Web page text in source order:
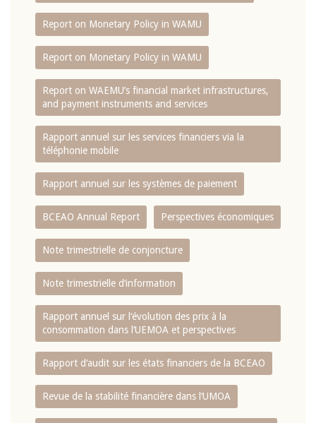
Report on Monetary Policy in WAMU
Report on Monetary Policy in WAMU
Report on WAEMU’s financial market infrastructures,
and payment instruments and services
Rapport annuel sur les services financiers via la
téléphonie mobile
Rapport annuel sur les systèmes de paiement
BCEAO Annual Report Perspectives économiques
Note trimestrielle de conjoncture
Note trimestrielle d‘information
Rapport annuel sur l‘évolution des prix à la
consommation dans l‘UEMOA et perspectives
Rapport d‘audit sur les états financiers de la BCEAO
Revue de la stabilité financière dans l‘UMOA